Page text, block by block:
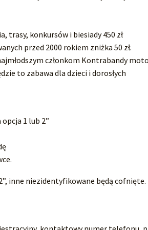
trasy, konkursów i biesiady 450 zł
przed 2000 rokiem zniżka 50 zł.
członkom Kontrabandy
to zabawa dla dzieci i dorosłych
opcja 1 lub 2”
inne niezidentyfikowane będą cofnięte.